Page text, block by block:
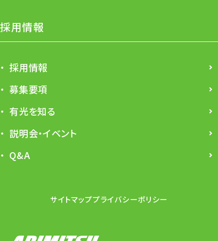
採用情報
採用情報
募集要項
有光を知る
説明会・イベント
Q&A
サイトマッププライバシーポリシー